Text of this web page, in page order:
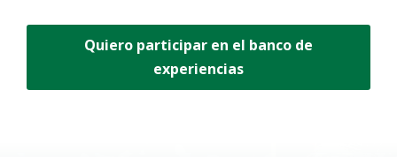
Quiero participar en el banco de
experiencias